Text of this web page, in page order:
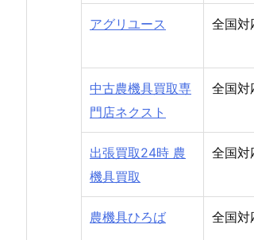
アグリユース 全国対
中古農機具買取専
門店ネクスト
全国対
出張買取24時 農
機具買取
全国対
農機具ひろば 全国対